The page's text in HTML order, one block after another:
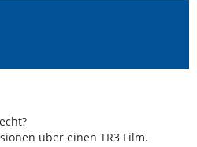
über einen TR3 Film.